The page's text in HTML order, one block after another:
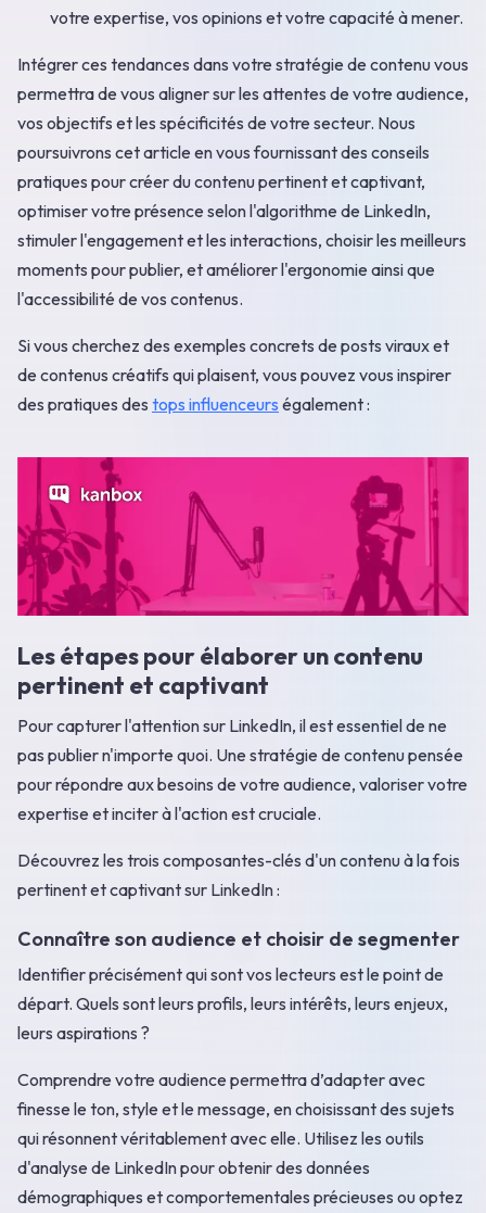
votre expertise, vos opinions et votre capacité à mener.
Intégrer ces tendances dans votre stratégie de contenu vous
permettra de vous aligner sur les attentes de votre audience,
vos objectifs et les spécificités de votre secteur. Nous
poursuivrons cet article en vous fournissant des conseils
pratiques pour créer du contenu pertinent et captivant,
optimiser votre présence selon l'algorithme de LinkedIn,
stimuler l'engagement et les interactions, choisir les meilleurs
moments pour publier, et améliorer l'ergonomie ainsi que
l'accessibilité de vos contenus.
Si vous cherchez des exemples concrets de posts viraux et
de contenus créatifs qui plaisent, vous pouvez vous inspirer
des pratiques des tops influenceurs également :
Les étapes pour élaborer un contenu
pertinent et captivant
Pour capturer l'attention sur LinkedIn, il est essentiel de ne
pas publier n'importe quoi. Une stratégie de contenu pensée
pour répondre aux besoins de votre audience, valoriser votre
expertise et inciter à l'action est cruciale.
Découvrez les trois composantes-clés d'un contenu à la fois
pertinent et captivant sur LinkedIn :
Connaître son audience et choisir de segmenter
Identifier précisément qui sont vos lecteurs est le point de
départ. Quels sont leurs profils, leurs intérêts, leurs enjeux,
leurs aspirations ?
Comprendre votre audience permettra d’adapter avec
finesse le ton, style et le message, en choisissant des sujets
qui résonnent véritablement avec elle. Utilisez les outils
d'analyse de LinkedIn pour obtenir des données
démographiques et comportementales précieuses ou optez